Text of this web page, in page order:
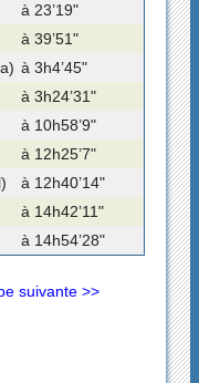
à 23’19"
à 39’51"
à 3h4’45"
à 3h24’31"
à 10h58’9"
à 12h25’7"
à 12h40’14"
à 14h42’11"
à 14h54’28"
suivante >>